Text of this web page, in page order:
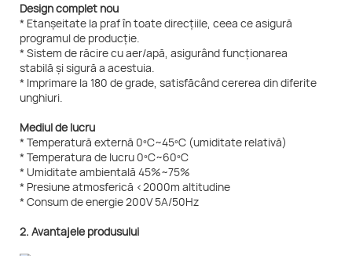
Design complet nou
* Etanșeitate la praf în toate direcțiile, ceea ce asigură
programul de producție.
* Sistem de răcire cu aer/apă, asigurând funcționarea
stabilă și sigură a acestuia.
* Imprimare la 180 de grade, satisfăcând cererea din diferite
unghiuri.
Mediul de lucru
* Temperatură externă 0ºC~45ºC (umiditate relativă)
* Temperatura de lucru 0ºC~60ºC
* Umiditate ambientală 45%~75%
* Presiune atmosferică <2000m altitudine
* Consum de energie 200V 5A/50Hz
2. Avantajele produsului